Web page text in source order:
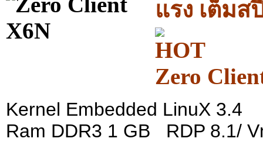
แรง เต็มส
Zero
Kernel Embedded LinuX
Ram DDR3 1 GB RDP 8.1/